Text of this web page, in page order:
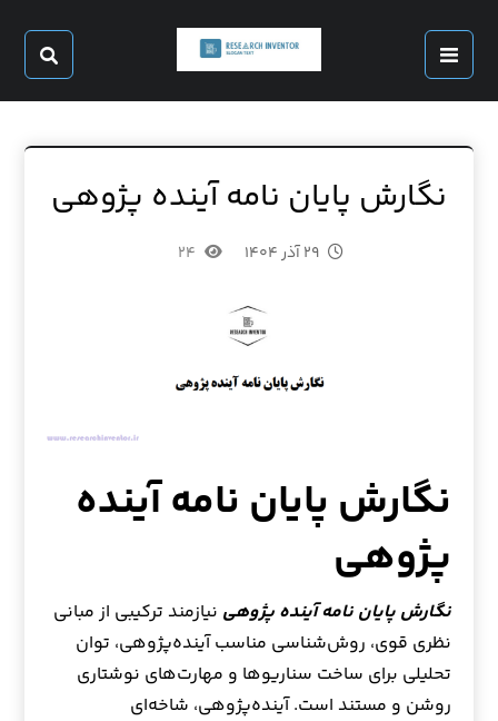
نگارش پایان نامه آینده پژوهی
۲۹ آذر ۱۴۰۴ ۲۴
نگارش پایان نامه آینده
پژوهی
نگارش پایان نامه آینده پژوهی نیازمند ترکیبی از مبانی
نظری قوی، روش‌شناسی مناسب آینده‌پژوهی، توان
تحلیلی برای ساخت سناریوها و مهارت‌های نوشتاری
روشن و مستند است. آینده‌پژوهی، شاخه‌ای